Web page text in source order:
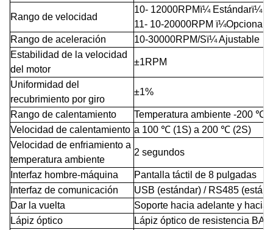
Rango de velocidad
10- 12000RPMï¼ Estándarï¼
11- 10-20000RPM ï¼Opcional
Rango de aceleración
10-30000RPM/Sï¼Ajustable
Estabilidad de la velocidad
del motor
±1RPM
Uniformidad del
recubrimiento por giro
±1%
Rango de calentamiento
Temperatura ambiente -200 ℃
Velocidad de calentamiento a 100 ℃ (1S) a 200 ℃ (2S)
Velocidad de enfriamiento a
temperatura ambiente
2 segundos
Interfaz hombre-máquina
Pantalla táctil de 8 pulgadas
Interfaz de comunicación
USB (estándar) / RS485
Dar la vuelta
Soporte hacia adelante y hacia
Lápiz óptico
Lápiz óptico de resistencia